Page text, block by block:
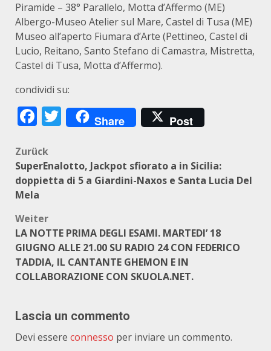
Piramide – 38° Parallelo, Motta d’Affermo (ME)
Albergo-Museo Atelier sul Mare, Castel di Tusa (ME)
Museo all’aperto Fiumara d’Arte (Pettineo, Castel di
Lucio, Reitano, Santo Stefano di Camastra, Mistretta,
Castel di Tusa, Motta d’Affermo).
condividi su:
Facebook
Twitter
Share Post
Beitragsnavigation
Zurück
SuperEnalotto, Jackpot sfiorato a in Sicilia:
doppietta di 5 a Giardini-Naxos e Santa Lucia Del
Mela
Weiter
LA NOTTE PRIMA DEGLI ESAMI. MARTEDI’ 18
GIUGNO ALLE 21.00 SU RADIO 24 CON FEDERICO
TADDIA, IL CANTANTE GHEMON E IN
COLLABORAZIONE CON SKUOLA.NET.
Lascia un commento
Devi essere connesso per inviare un commento.